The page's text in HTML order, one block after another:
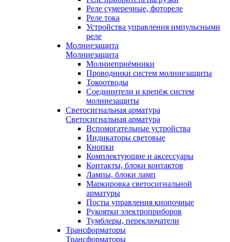
Реле сумеречные, фотореле
Реле тока
Устройства управления импульсными
реле
Молниезащита
Молниезащита
Молниеприёмники
Проводники систем молниезащиты
Токоотводы
Соединители и крепёж систем
молниезащиты
Светосигнальная арматура
Светосигнальная арматура
Вспомогательные устройства
Индикаторы световые
Кнопки
Комплектующие и аксессуары
Контакты, блоки контактов
Лампы, блоки ламп
Маркировка светосигнальной
арматуры
Посты управления кнопочные
Рукоятки электроприборов
Тумблеры, переключатели
Трансформаторы
Трансформаторы